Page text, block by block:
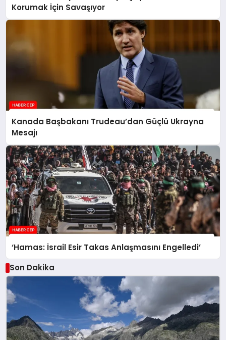
Korumak İçin Savaşıyor
Kanada Başbakanı Trudeau’dan Güçlü Ukrayna
Mesajı
‘Hamas: İsrail Esir Takas Anlaşmasını Engelledi’
Son Dakika